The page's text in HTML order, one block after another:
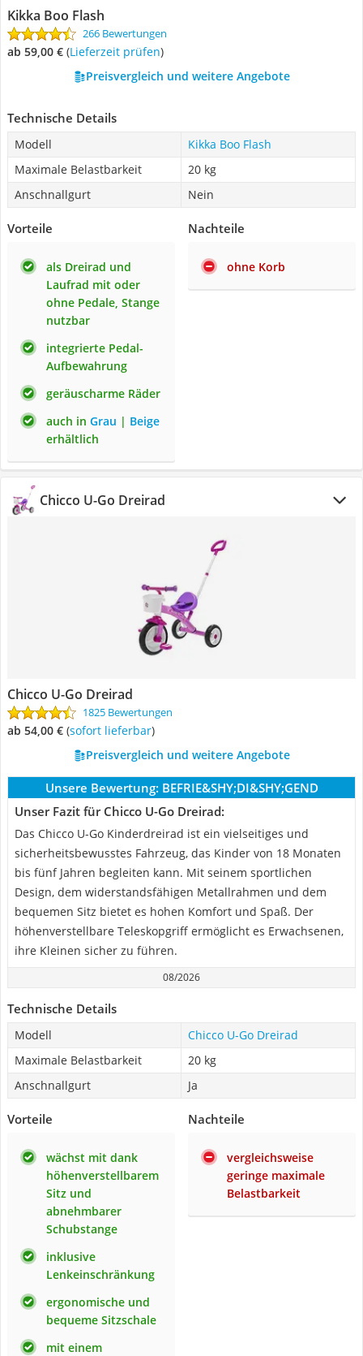
Kikka Boo Flash
266 Bewertungen
ab 59,00 € (Lieferzeit prüfen)
Preisvergleich und weitere Angebote
Technische Details
Modell
Kikka Boo Flash
Maximale Belastbarkeit
20 kg
Anschnallgurt
Nein
Vorteile
als Dreirad und
Laufrad mit oder
ohne Pedale, Stange
nutzbar
integrierte Pedal-
Aufbewahrung
geräuscharme Räder
auch in Grau | Beige
erhältlich
Nachteile
ohne Korb
Chicco U-Go Dreirad
Chicco U-Go Dreirad
1825 Bewertungen
ab 54,00 € ( Sofort lieferbar)
Preisvergleich und weitere Angebote
Unsere Bewertung: BEFRIE&SHY;DI&SHY;GEND
Unser Fazit für Chicco U-Go Dreirad:
Das Chicco U-Go Kinderdreirad ist ein vielseitiges und
sicherheitsbewusstes Fahrzeug, das Kinder von 18 Monaten
bis fünf Jahren begleiten kann. Mit seinem sportlichen
Design, dem widerstandsfähigen Metallrahmen und dem
bequemen Sitz bietet es hohen Komfort und Spaß. Der
höhenverstellbare Teleskopgriff ermöglicht es Erwachsenen,
ihre Kleinen sicher zu führen.
08/2026
Technische Details
Modell
Chicco U-Go Dreirad
Maximale Belastbarkeit
20 kg
Anschnallgurt
Ja
Vorteile
wächst mit dank
höhenverstellbarem
Sitz und
abnehmbarer
Schubstange
inklusive
Lenkeinschränkung
ergonomische und
bequeme Sitzschale
mit einem
Nachteile
vergleichsweise
geringe maximale
Belastbarkeit